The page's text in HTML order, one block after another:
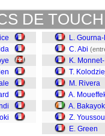
DE
L.
C. Abi
K.
T.
M. Rivera
A.
A.
Z.
E. Green